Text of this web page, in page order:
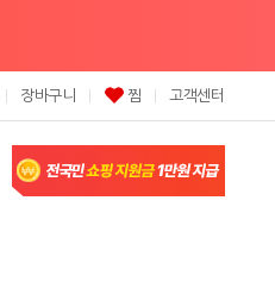
장바구니 찜 고객센터